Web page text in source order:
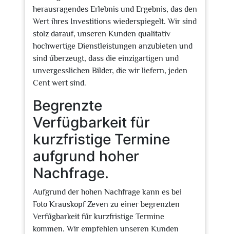
herausragendes Erlebnis und Ergebnis, das den
Wert ihres Investitions wiederspiegelt. Wir sind
stolz darauf, unseren Kunden qualitativ
hochwertige Dienstleistungen anzubieten und
sind überzeugt, dass die einzigartigen und
unvergesslichen Bilder, die wir liefern, jeden
Cent wert sind.
Begrenzte
Verfügbarkeit für
kurzfristige Termine
aufgrund hoher
Nachfrage.
Aufgrund der hohen Nachfrage kann es bei
Foto Krauskopf Zeven zu einer begrenzten
Verfügbarkeit für kurzfristige Termine
kommen. Wir empfehlen unseren Kunden